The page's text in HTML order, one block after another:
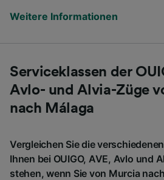
Weitere Informationen
Serviceklassen der
Avlo- und Alvia-Züge
nach Málaga
Vergleichen Sie die
Ihnen bei OUIGO, AVE, Avlo und
stehen, wenn Sie von Murcia